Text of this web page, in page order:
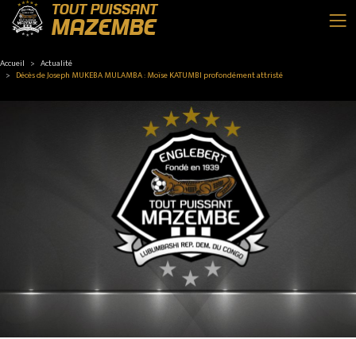
TOUT PUISSANT
MAZEMBE
Accueil
Actualité
Décès de Joseph MUKEBA MULAMBA : Moïse KATUMBI profondément attristé